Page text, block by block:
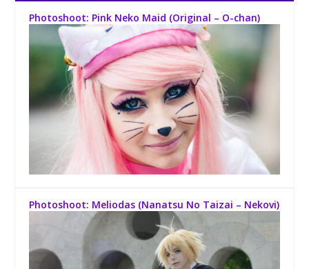
Photoshoot: Pink Neko Maid (Original – O-chan)
Photoshoot: Meliodas (Nanatsu No Taizai – Nekovi)